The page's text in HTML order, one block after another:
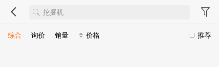
推荐
综合 询价 销量 价格